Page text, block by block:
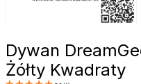
Dywan Dream
Żółty Kwadraty